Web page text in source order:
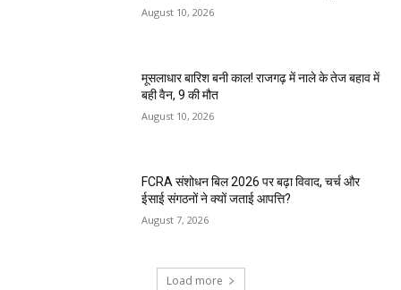
August 10, 2026
मूसलाधार बारिश बनी काल! राजगढ़ में नाले के तेज बहाव में
बही वैन, 9 की मौत
August 10, 2026
FCRA संशोधन बिल 2026 पर बढ़ा विवाद, चर्च और
ईसाई संगठनों ने क्यों जताई आपत्ति?
August 7, 2026
Load more